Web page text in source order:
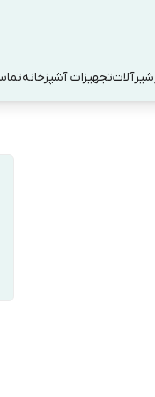
شیرآلاتتجهیزات آشپزخانه